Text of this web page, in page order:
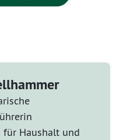
für Haushalt und